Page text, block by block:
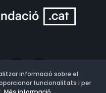
informació sobre el
funcionalitats i per